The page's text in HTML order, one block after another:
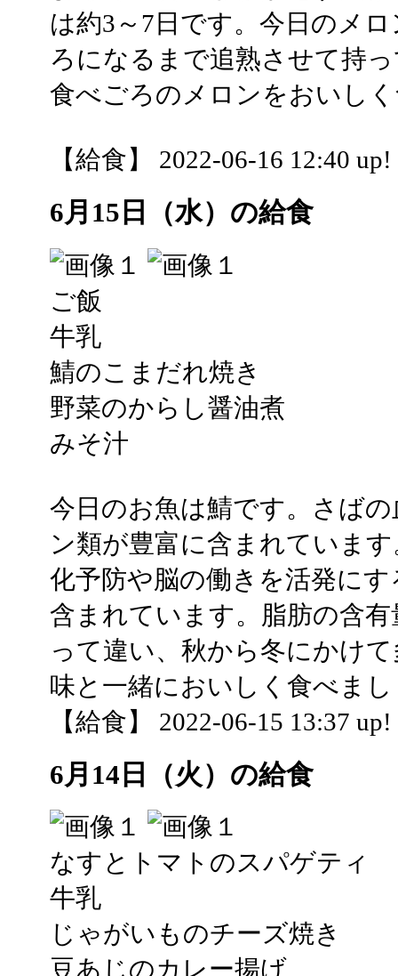
は約3～7日です。今日のメ
ろになるまで追熟させて持
食べごろのメロンをおいし
【給食】 2022-06-16 12:40 up!
6月15日（水）の給食
ご飯
牛乳
鯖のこまだれ焼き
野菜のからし醤油煮
みそ汁
今日のお魚は鯖です。さば
ン類が豊富に含まれていま
化予防や脳の働きを活発に
含まれています。脂肪の含
って違い、秋から冬にかけ
味と一緒においしく食べま
【給食】 2022-06-15 13:37 up!
6月14日（火）の給食
なすとトマトのスパゲティ
牛乳
じゃがいものチーズ焼き
豆あじのカレー揚げ